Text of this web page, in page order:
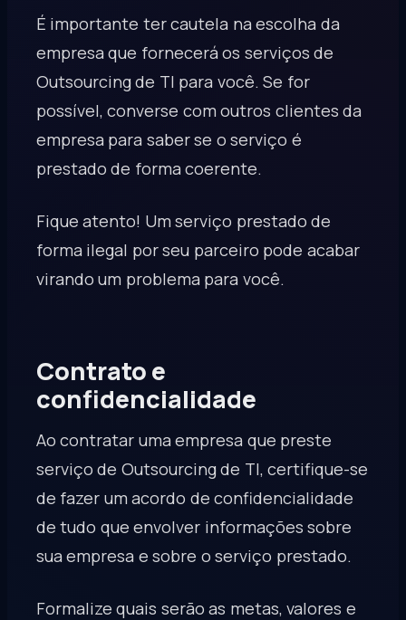
É importante ter cautela na escolha da
empresa que fornecerá os serviços de
Outsourcing de TI para você. Se for
possível, converse com outros clientes da
empresa para saber se o serviço é
prestado de forma coerente.
Fique atento! Um serviço prestado de
forma ilegal por seu parceiro pode acabar
virando um problema para você.
Contrato e
confidencialidade
Ao contratar uma empresa que preste
serviço de Outsourcing de TI, certifique-se
de fazer um acordo de confidencialidade
de tudo que envolver informações sobre
sua empresa e sobre o serviço prestado.
Formalize quais serão as metas, valores e